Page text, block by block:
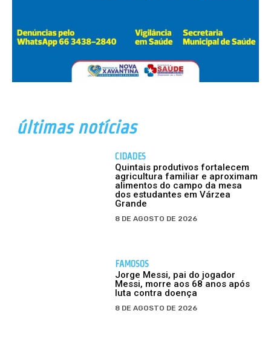
últimas notícias
CIDADES
Quintais produtivos fortalecem
agricultura familiar e aproximam
alimentos do campo da mesa
dos estudantes em Várzea
Grande
8 DE AGOSTO DE 2026
FAMOSOS
Jorge Messi, pai do jogador
Messi, morre aos 68 anos após
luta contra doença
8 DE AGOSTO DE 2026